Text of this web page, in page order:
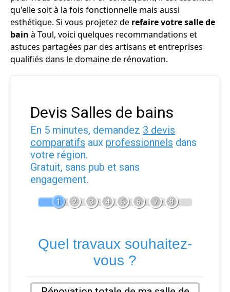
qu'elle soit à la fois fonctionnelle mais aussi
esthétique. Si vous projetez de refaire votre salle de
bain à Toul, voici quelques recommandations et
astuces partagées par des artisans et entreprises
qualifiés dans le domaine de rénovation.
Devis Salles de bains
En 5 minutes, demandez 3 devis
comparatifs aux professionnels dans
votre région.
Gratuit, sans pub et sans
engagement.
1 2 3 4 5 6 7 8
Quel travaux souhaitez-
vous ?